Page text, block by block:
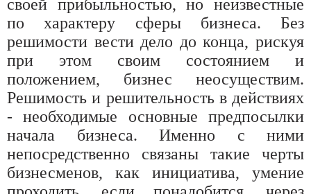
своей прибыльностью, но неизвестные
по характеру сферы бизнеса. Без
решимости вести дело до конца, рискуя
при этом своим состоянием и
положением, бизнес неосуществим.
Решимость и решительность в действиях
- необходимые основные предпосылки
начала бизнеса. Именно с ними
непосредственно связаны такие черты
бизнесменов, как инициатива, умение